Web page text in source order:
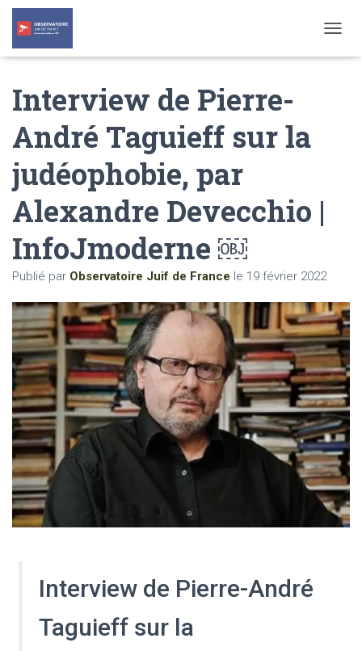
O
Interview de Pierre-
André Taguieff sur la
judéophobie, par
Alexandre Devecchio |
InfoJmoderne ￼
Publié par Observatoire Juif de France le 19 février 2022
Interview de Pierre-André
Taguieff sur la